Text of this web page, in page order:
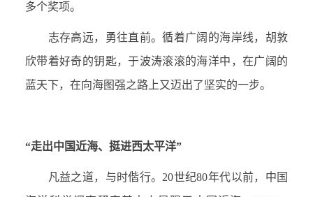
多个奖项。
志存高远，勇往直前。循着广阔的海岸线，胡敦
欣带着好奇的钥匙，于波涛滚滚的海洋中，在广阔的
蓝天下，在向海图强之路上又迈出了坚实的一步。
“走出中国近海、挺进西太平洋”
凡益之道，与时偕行。 20世纪80年代以前，中国